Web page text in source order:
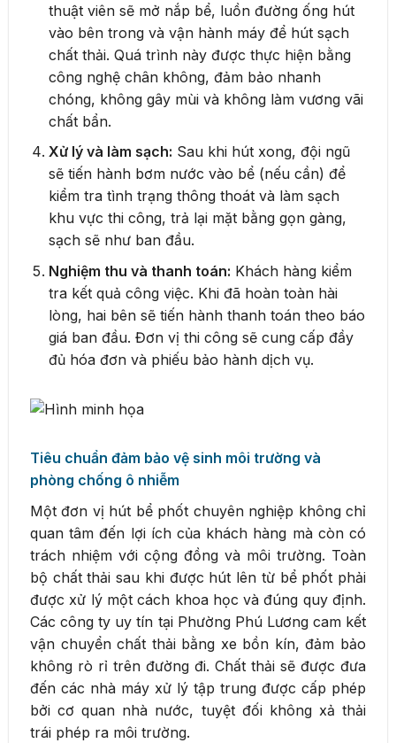
thuật viên sẽ mở nắp bể, luồn đường ống hút
vào bên trong và vận hành máy để hút sạch
chất thải. Quá trình này được thực hiện bằng
công nghệ chân không, đảm bảo nhanh
chóng, không gây mùi và không làm vương vãi
chất bẩn.
Xử lý và làm sạch: Sau khi hút xong, đội ngũ
sẽ tiến hành bơm nước vào bể (nếu cần) để
kiểm tra tình trạng thông thoát và làm sạch
khu vực thi công, trả lại mặt bằng gọn gàng,
sạch sẽ như ban đầu.
Nghiệm thu và thanh toán: Khách hàng kiểm
tra kết quả công việc. Khi đã hoàn toàn hài
lòng, hai bên sẽ tiến hành thanh toán theo báo
giá ban đầu. Đơn vị thi công sẽ cung cấp đầy
đủ hóa đơn và phiếu bảo hành dịch vụ.
Tiêu chuẩn đảm bảo vệ sinh môi trường và
phòng chống ô nhiễm
Một đơn vị hút bể phốt chuyên nghiệp không chỉ
quan tâm đến lợi ích của khách hàng mà còn có
trách nhiệm với cộng đồng và môi trường. Toàn
bộ chất thải sau khi được hút lên từ bể phốt phải
được xử lý một cách khoa học và đúng quy định.
Các công ty uy tín tại Phường Phú Lương cam kết
vận chuyển chất thải bằng xe bồn kín, đảm bảo
không rò rỉ trên đường đi. Chất thải sẽ được đưa
đến các nhà máy xử lý tập trung được cấp phép
bởi cơ quan nhà nước, tuyệt đối không xả thải
trái phép ra môi trường.